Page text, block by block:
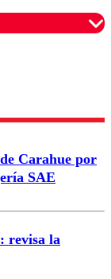
un
Carahue por
SAE
revisa la